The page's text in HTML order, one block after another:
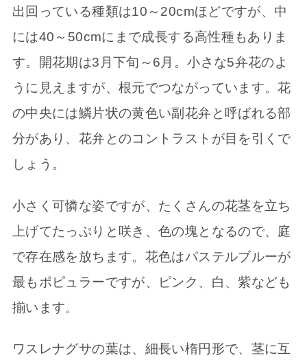
出回っている種類は10～20cmほどですが、中
には40～50cmにまで成長する高性種もありま
す。開花期は3月下旬～6月。小さな5弁花のよ
うに見えますが、根元でつながっています。花
の中央には鱗片状の黄色い副花弁と呼ばれる部
分があり、花弁とのコントラストが目を引くで
しょう。
小さく可憐な姿ですが、たくさんの花茎を立ち
上げてたっぷりと咲き、色の塊となるので、庭
で存在感を放ちます。花色はパステルブルーが
最もポピュラーですが、ピンク、白、紫なども
揃います。
ワスレナグサの葉は、細長い楕円形で、茎に互